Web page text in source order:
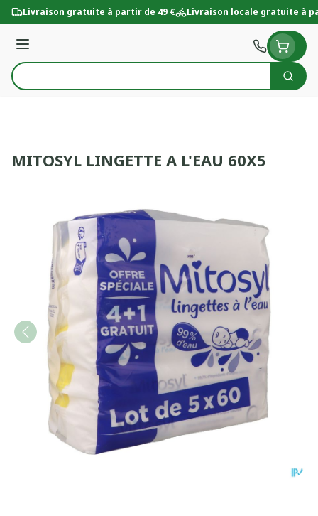
Aller au contenu
Livraison gratuite à partir de 49 € Livraison locale gratuite à
Menu
Rechercher
MITOSYL LINGETTE A L'EAU 60X5